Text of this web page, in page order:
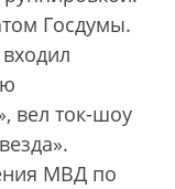
Госдумы.
вел ток-шоу
МВД по